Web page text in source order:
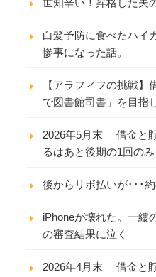
世知辛い！昇格した夫
白髪予防に食べたハイ
惨事になった話。
【アラフィフの挑戦
で図書館司書」を目指
2026年5月末 借金と
るはあと後期の1回のみ
後からリボ払いが･･･
iPhoneが壊れた。一縷
の審査結果に泣く
2026年4月末 借金と